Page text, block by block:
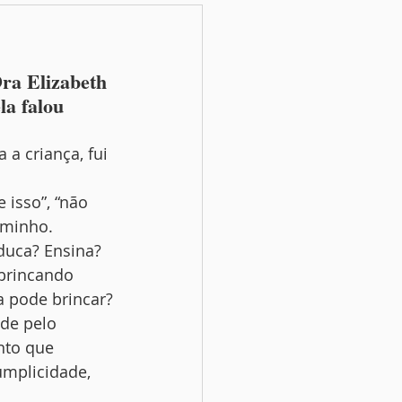
Elizabeth
falou
a criança, fui
“não
Ensina?
pode brincar?
pelo
que